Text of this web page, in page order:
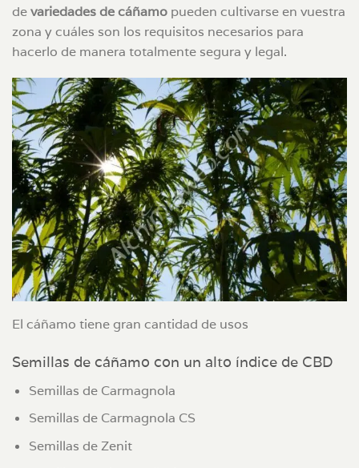
devariedades de cáñamo pueden cultivarse en vuestra
zona y cuáles son los requisitos necesarios para
hacerlo de manera totalmente segura y legal.
El cáñamo tiene gran cantidad de usos
Semillas de cáñamo con un alto índice de CBD
Semillas de Carmagnola
Semillas de Carmagnola CS
Semillas de Zenit